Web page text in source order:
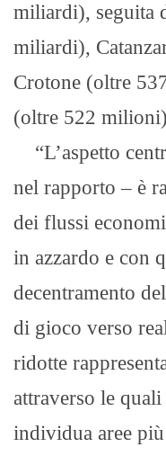
miliardi), seguita
miliardi),
Crotone (oltre
(oltre 522
“L’aspetto
nel rapporto – è
dei flussi
in azzardo e con
decentramento
di gioco verso
ridotte
attraverso le
individua aree